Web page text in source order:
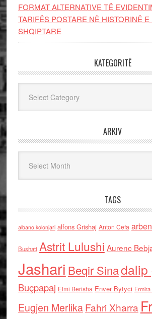
FORMAT ALTERNATIVE TË
TARIFËS POSTARE NË HISTORINË
SHQIPTARE
KATEGORITË
ARKIV
TAGS
albano kolonjari alfons Grishaj Anton Cefa
Bushati Astrit Lulushi Aurenc
Jashari Beqir Sinadalip
Buçpapaj Elmi Berisha Enver Bytyci
Eugjen MerlikaFahri Xharra